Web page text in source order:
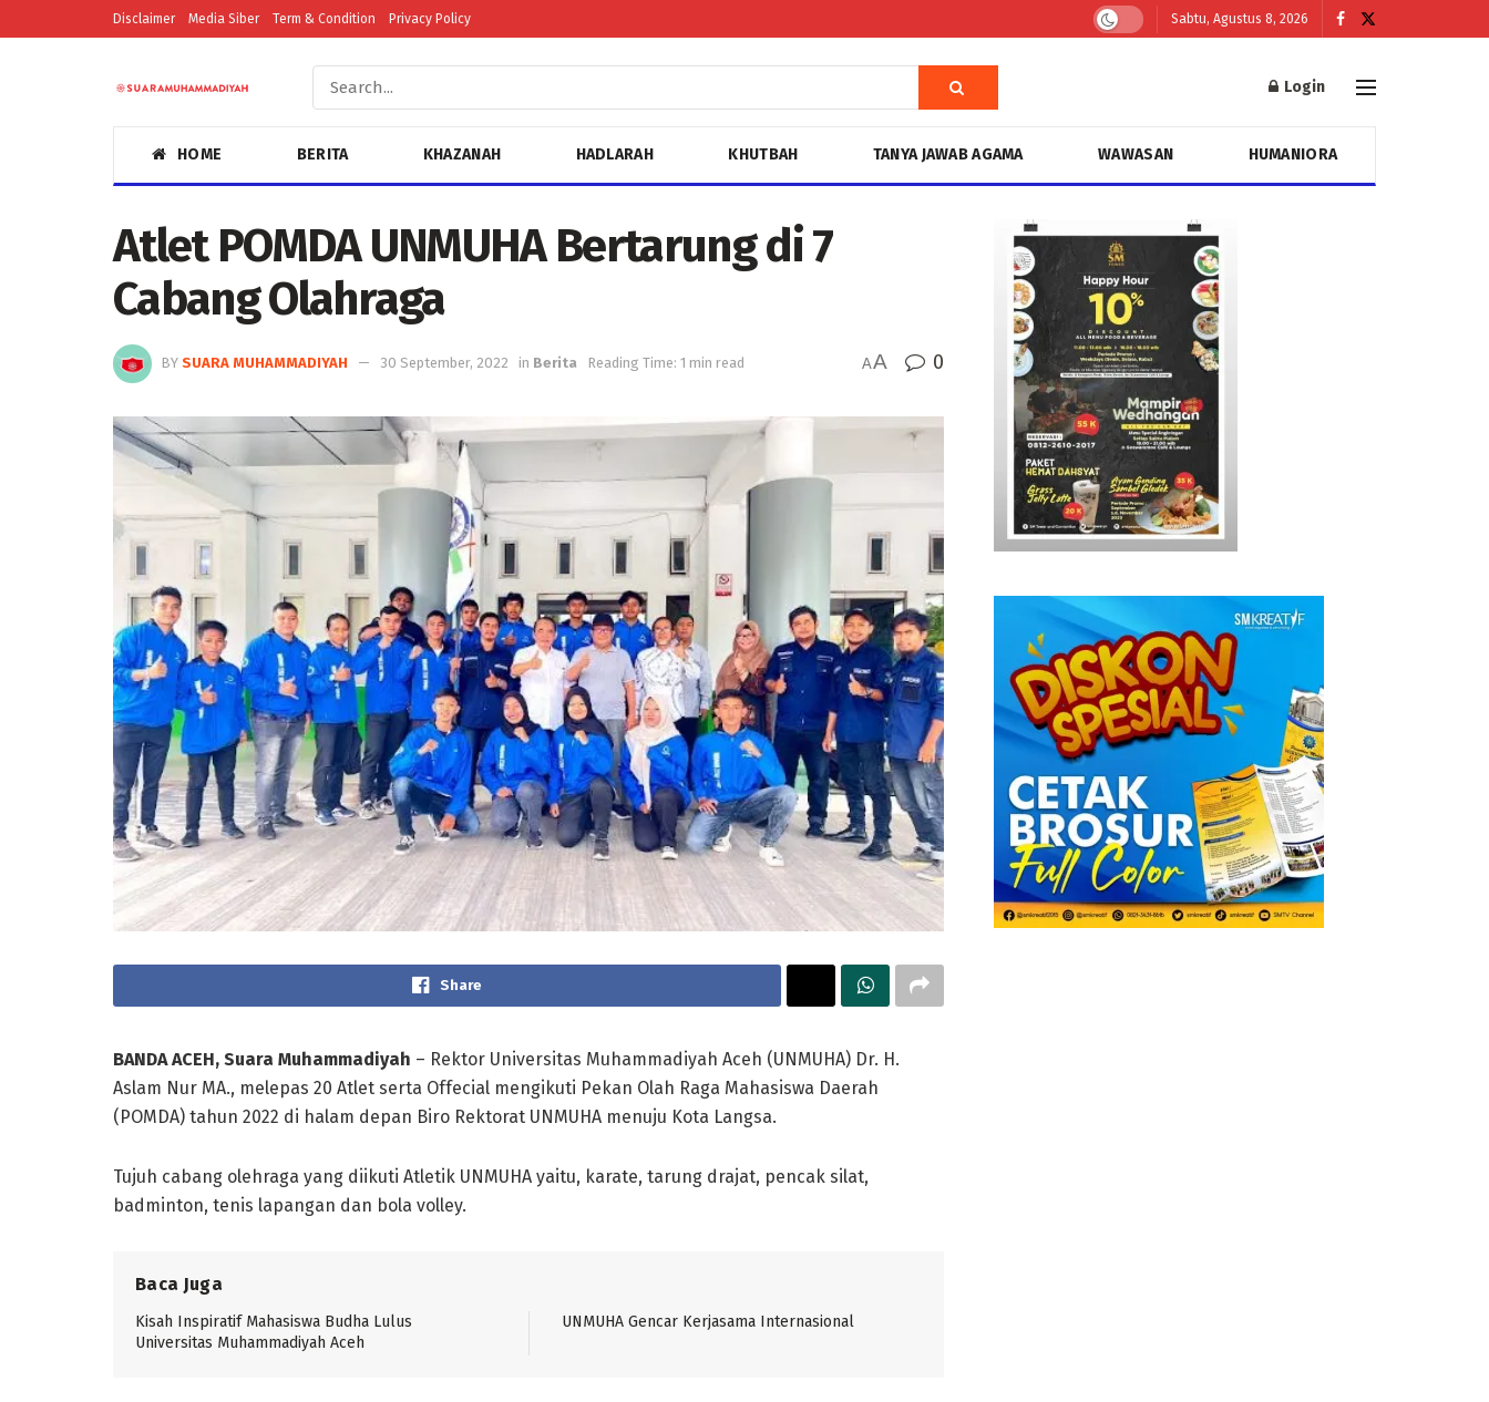
Disclaimer Media Siber Term & Condition Privacy Policy Sabtu, Agustus 8, 2026
Login
HOME BERITA KHAZANAH HADLARAH KHUTBAH TANYA JAWAB AGAMA WAWASAN HUMANIORA
Atlet POMDA UNMUHA Bertarung di 7
Cabang Olahraga
BY SUARA MUHAMMADIYAH 30 September, 2022 in Berita Reading Time: 1 min read AA 0
Share
BANDA ACEH, Suara Muhammadiyah – Rektor Universitas Muhammadiyah Aceh (UNMUHA) Dr. H.
Aslam Nur MA., melepas 20 Atlet serta Offecial mengikuti Pekan Olah Raga Mahasiswa Daerah
(POMDA) tahun 2022 di halam depan Biro Rektorat UNMUHA menuju Kota Langsa.
Tujuh cabang olehraga yang diikuti Atletik UNMUHA yaitu, karate, tarung drajat, pencak silat,
badminton, tenis lapangan dan bola volley.
Baca Juga
Kisah Inspiratif Mahasiswa Budha Lulus
Universitas Muhammadiyah Aceh
UNMUHA Gencar Kerjasama Internasional